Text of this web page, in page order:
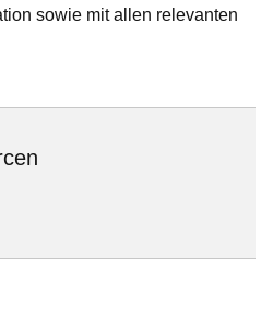
sowie mit allen relevanten